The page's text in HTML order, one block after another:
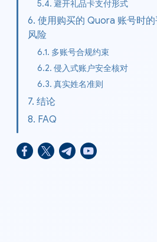
5.4. 避开礼品卡支付形式
6. 使用购买的 Quora 账号时
风险
6.1. 多账号合规约束
6.2. 侵入式账户安全核对
6.3. 真实姓名准则
7. 结论
8. FAQ